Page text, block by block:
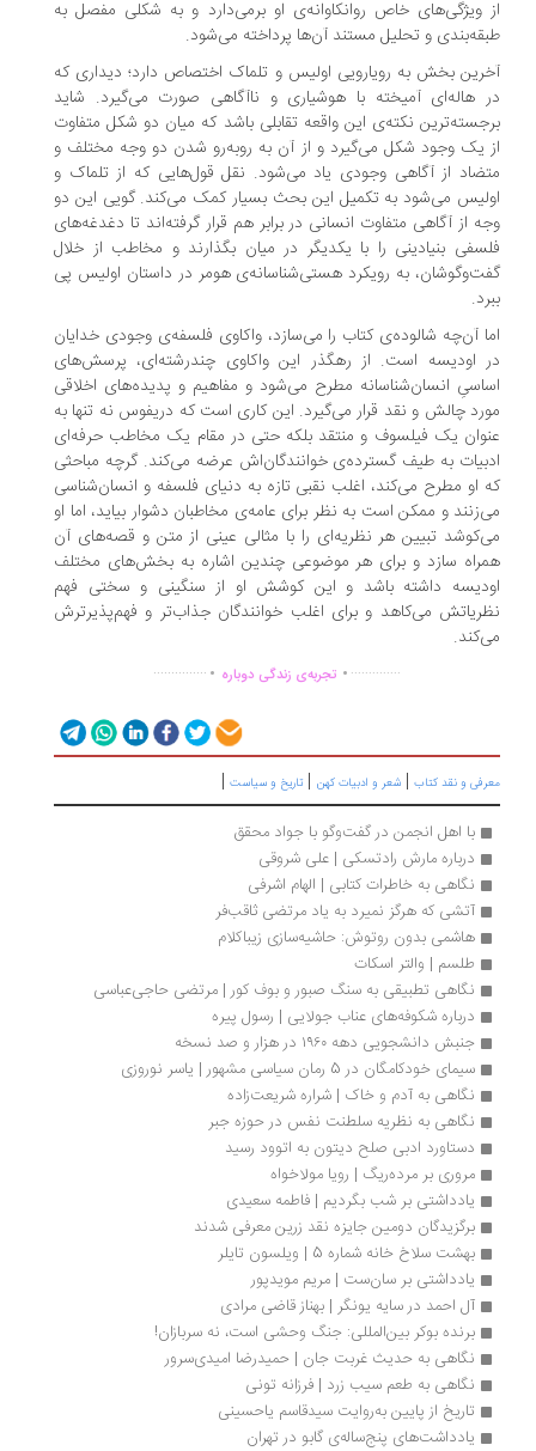
ویژگی‌های خاص روانکاوانه‌ی او برمی‌دارد و به شکلی مفصل به
و تحلیل مستند آن‌ها پرداخته می‌شود.
بخش به رویارویی اولیس و تلماک اختصاص دارد؛ دیداری که
هاله‌ای آمیخته با هوشیاری و ناآگاهی صورت می‌گیرد. شاید
نکته‌ی این واقعه تقابلی باشد که میان دو شکل متفاوت
یک وجود شکل می‌گیرد و از آن به روبه‌رو شدن دو وجه مختلف و
از آگاهی وجودی یاد می‌شود. نقل قول‌هایی که از تلماک و
می‌شود به تکمیل این بحث بسیار کمک می‌کند. گویی این دو
از آگاهی متفاوت انسانی در برابر هم قرار گرفته‌اند تا دغدغه‌های
بنیادینی را با یکدیگر در میان بگذارند و مخاطب از خلال
به رویکرد هستی‌شناسانه‌ی هومر در داستان اولیس پی
آن‌چه شالوده‌ی کتاب را می‌سازد، واکاوی فلسفه‌ی وجودی خدایان
اودیسه است. از رهگذر این واکاوی چندرشته‌ای، پرسش‌های
انسان‌شناسانه مطرح می‌شود و مفاهیم و پدیده‌های اخلاقی
چالش و نقد قرار می‌گیرد. این کاری است که دریفوس نه تنها به
یک فیلسوف و منتقد بلکه حتی در مقام یک مخاطب حرفه‌ای
به طیف گسترده‌ی خوانندگان‌اش عرضه می‌کند. گرچه مباحثی
او مطرح می‌کند، اغلب نقبی تازه به دنیای فلسفه و انسان‌شناسی
و ممکن است به نظر برای عامه‌ی مخاطبان دشوار بیاید، اما او
تبیین هر نظریه‌ای را با مثالی عینی از متن و قصه‌های آن
سازد و برای هر موضوعی چندین اشاره به بخش‌های مختلف
داشته باشد و این کوشش او از سنگینی و سختی فهم
می‌کاهد و برای اغلب خوانندگان جذاب‌تر و فهم‌پذیرترش
............... .تجربه‌ی زندگی دوباره ...............
و نقد کتاب|شعر و ادبیات کهن|تاریخ و سیاست |
با اهل انجمن در گفت‌وگو با جواد محقق
درباره مارش رادتسکی | علی شروقی
نگاهی به خاطرات کتابی | الهام اشرفی‌
آتشی که هرگز نمیرد به یاد مرتضی ثاقب‌فر
هاشمی بدون روتوش: حاشیه‌سازی زیباکلام
طلسم | والتر اسکات
نگاهی تطبیقی به سنگ صبور و بوف کور | مرتضی حاجی‌عباسی
درباره شکوفه‌های عناب جولایی | رسول پیره
جنبش دانشجویی دهه ۱۹۶۰ در هزار و صد نسخه
سیمای خودکامگان در 5 رمان سیاسی مشهور | یاسر نوروزی
نگاهی به آدم و خاک | شراره شریعت‌زاده
نگاهی به نظریه سلطنت نفس در حوزه جبر
دستاورد ادبی صلح دیتون به اتوود رسید
مروری بر مرده‌ریگ | رویا مولاخواه
یادداشتی بر شب بگردیم | فاطمه سعیدی
برگزیدگان دومین جایزه نقد زرین معرفی شدند
بهشت سلاخ خانه شماره 5 | ويلسون تايلر
یادداشتی بر سان‌ست | مریم مویدپور
آل احمد در سایه یونگر | بهناز قاضی مرادی
برنده بوکر بین‌المللی:‌ جنگ وحشی است، نه سربازان!
نگاهی به حدیث غربت جان | حمیدرضا امیدی‌سرور
نگاهی به طعم سیب زرد | فرزانه تونی
تاریخ از پایین به‌روایت سیدقاسم یاحسینی
یادداشت‌های پنج‌ساله‌ی گابو در تهران